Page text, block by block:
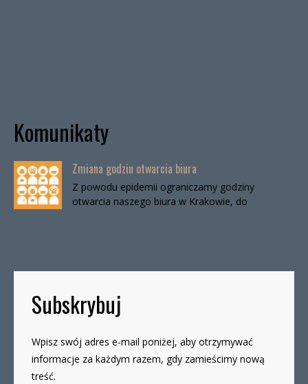
Komunikaty
Zmiana godzin otwarcia biura
Z powodu epidemii ograniczamy godziny
otwarcia naszego biura w Krakowie, do
Subskrybuj
Wpisz swój adres e-mail poniżej, aby otrzymywać
informacje za każdym razem, gdy zamieścimy nową
treść.